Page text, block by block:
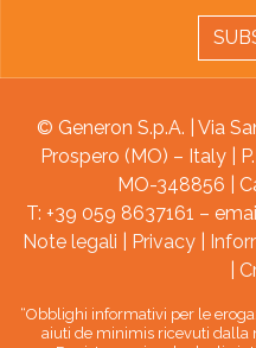
© Generon S.p.A. | Via
Prospero (MO) – Italy |
MO-348856 |
T: +39 059 8637161 –
Note legali
Privacy|
“Obblighi informativi per le
aiuti de minimis ricevuti dalla